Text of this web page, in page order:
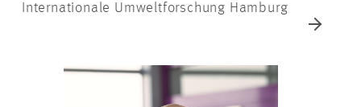
Internationale Umweltforschung Hamburg